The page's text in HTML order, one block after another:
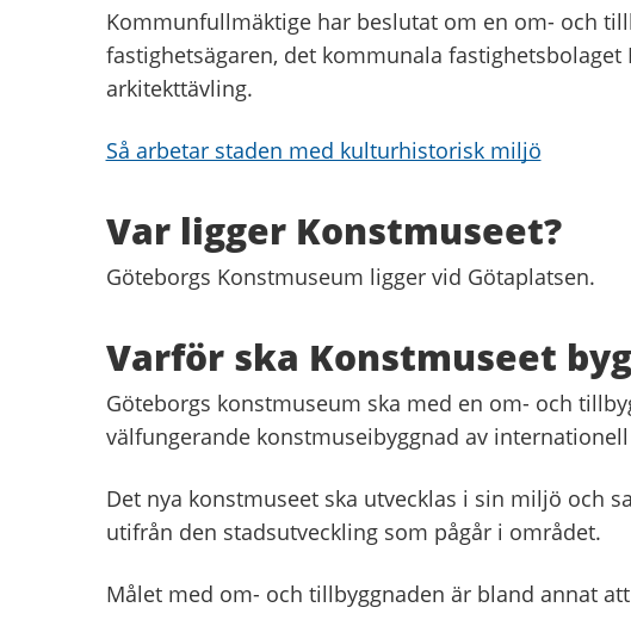
Kommunfullmäktige har beslutat om en om- och
fastighetsägaren, det kommunala fastighetsbolaget
arkitekttävling.
Så arbetar staden med kulturhistorisk miljö
Var ligger Konstmuseet?
Göteborgs Konstmuseum ligger vid Götaplatsen.
Varför ska Konstmuseet
Göteborgs konstmuseum ska med en om- och
välfungerande konstmuseibyggnad av
Det nya konstmuseet ska utvecklas i sin miljö och
utifrån den stadsutveckling som pågår i området.
Målet med om- och tillbyggnaden är bland annat att